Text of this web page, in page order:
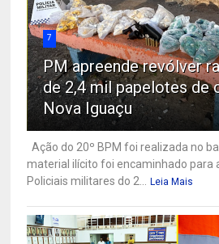
7
PM apreende revólver
de 2,4 mil papelotes de
Nova Iguaçu
Ação do 20º BPM foi realizada no
material ilícito foi encaminhado para
Policiais militares do 2...
Leia Mais